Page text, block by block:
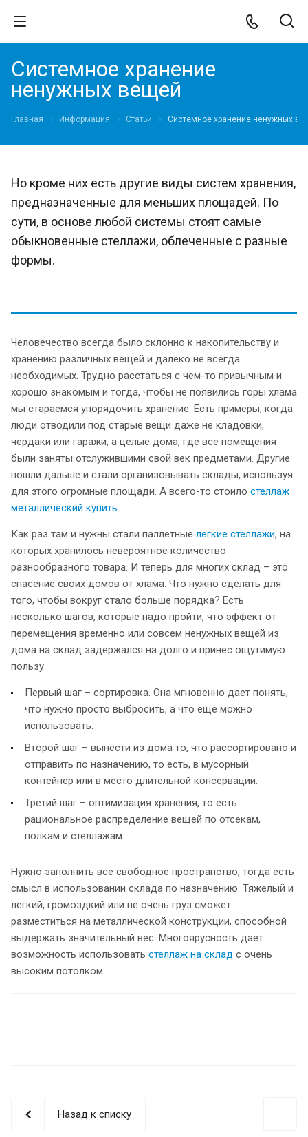
Системное хранение
ненужных вещей
Главная Информация Статьи Системное хранение ненужных
Но кроме них есть другие виды систем хранения,
предназначенные для меньших площадей. По
сути, в основе любой системы стоят самые
обыкновенные стеллажи, облеченные с разные
формы.
Человечество всегда было склонно к накопительству и
хранению различных вещей и далеко не всегда
необходимых. Трудно расстаться с чем-то привычным и
хорошо знакомым и тогда, чтобы не появились горы хлама
мы стараемся упорядочить хранение. Есть примеры, когда
люди отводили под старые вещи даже не кладовки,
чердаки или гаражи, а целые дома, где все помещения
были заняты отслужившими свой век предметами. Другие
пошли дальше и стали организовывать склады, используя
для этого огромные площади. А всего-то стоило стеллаж
металлический купить.
Как раз там и нужны стали паллетные легкие стеллажи, на
которых хранилось невероятное количество
разнообразного товара. И теперь для многих склад – это
спасение своих домов от хлама. Что нужно сделать для
того, чтобы вокруг стало больше порядка? Есть
несколько шагов, которые надо пройти, что эффект от
перемещения временно или совсем ненужных вещей из
дома на склад задержался на долго и принес ощутимую
пользу.
Первый шаг – сортировка. Она мгновенно дает понять,
что нужно просто выбросить, а что еще можно
использовать.
Второй шаг – вынести из дома то, что рассортировано и
отправить по назначению, то есть, в мусорный
контейнер или в место длительной консервации.
Третий шаг – оптимизация хранения, то есть
рациональное распределение вещей по отсекам,
полкам и стеллажам.
Нужно заполнить все свободное пространство, тогда есть
смысл в использовании склада по назначению. Тяжелый и
легкий, громоздкий или не очень груз сможет
разместиться на металлической конструкции, способной
выдержать значительный вес. Многоярусность дает
возможность использовать стеллаж на склад с очень
высоким потолком.
Назад к списку